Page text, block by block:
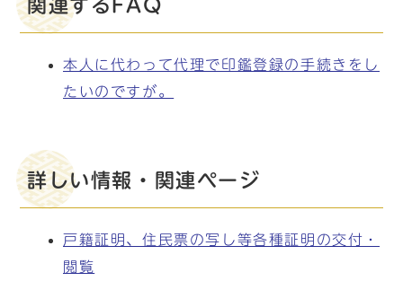
関連するFAQ
本人に代わって代理で印鑑登録の手続きをし
たいのですが。
詳しい情報・関連ページ
戸籍証明、住民票の写し等各種証明の交付・
閲覧